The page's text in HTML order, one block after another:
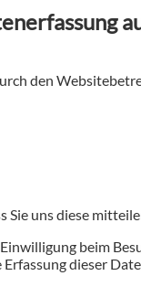
den
uns diese
beim
dieser